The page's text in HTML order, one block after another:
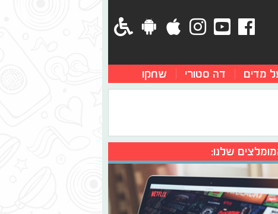
מדים דה סטורי שחקו
שלנו: